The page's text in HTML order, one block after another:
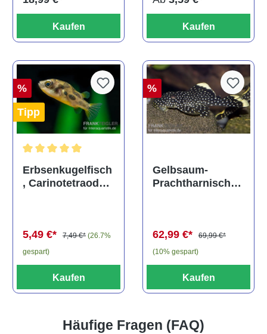
Kaufen Kaufen
%
Tipp
Erbsenkugelfisch
, Carinotetraodon
5,49 €* 7,49 €* (26.7%
gespart)
Kaufen
%
Gelbsaum-
Prachtharnischw
62,99 €*
69,99 €*
(10% gespart)
Kaufen
Häufige Fragen (FAQ)